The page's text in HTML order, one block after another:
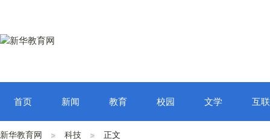
首页 新闻 教育 校园 文学 互
新华教育网 科技 正文